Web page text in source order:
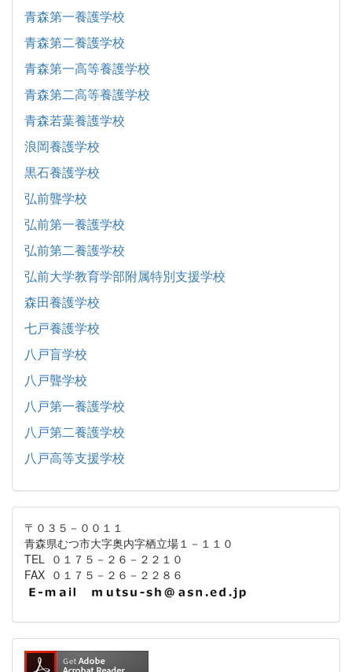
青森第一養護学校
青森第二養護学校
青森第一高等養護学校
青森第二高等養護学校
青森若葉養護学校
浪岡養護学校
黒石養護学校
弘前聾学校
弘前第一養護学校
弘前第二養護学校
弘前大学教育学部附属特別支援学校
森田養護学校
七戸養護学校
八戸盲学校
八戸聾学校
八戸第一養護学校
八戸第二養護学校
八戸高等支援学校
〒０３５－００１１
青森県むつ市大字奥内字栖立場１－１１０
TEL ０１７５－２６－２２１０
FAX ０１７５－２６－２２８６